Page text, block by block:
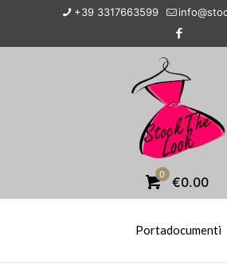
+39 3317663599
0 €0.00
Portadocumenti